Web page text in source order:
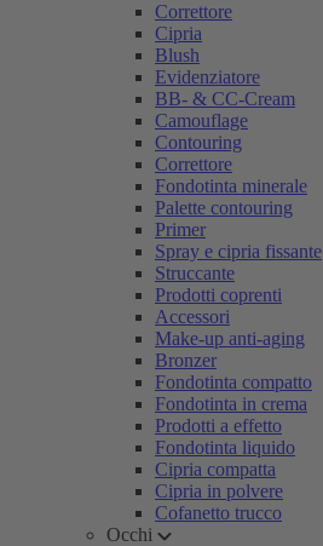
Correttore
Cipria
Blush
Evidenziatore
BB- & CC-Cream
Camouflage
Contouring
Correttore
Fondotinta minerale
Palette contouring
Primer
Spray e cipria fissante
Struccante
Prodotti coprenti
Accessori
Make-up anti-aging
Bronzer
Fondotinta compatto
Fondotinta in crema
Prodotti a effetto
Fondotinta liquido
Cipria compatta
Cipria in polvere
Cofanetto trucco
Occhi